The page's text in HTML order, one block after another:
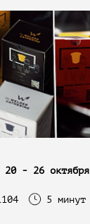
20 - 26 октября
5 минут